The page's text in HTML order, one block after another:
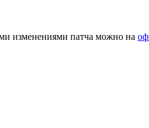
изменениями патча можно на